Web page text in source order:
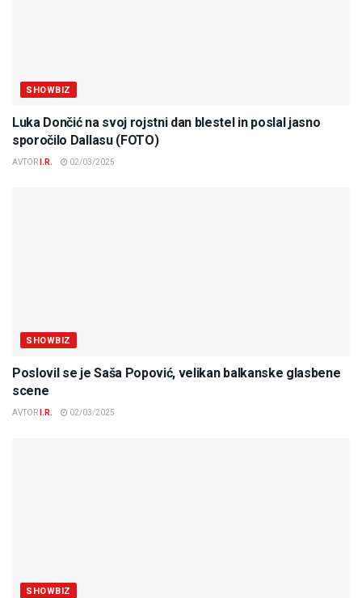
SHOWBIZ
Luka Dončić na svoj rojstni dan blestel in poslal jasno
sporočilo Dallasu (FOTO)
AVTOR I.R. 02/03/2025
SHOWBIZ
Poslovil se je Saša Popović, velikan balkanske glasbene
scene
AVTOR I.R. 02/03/2025
SHOWBIZ